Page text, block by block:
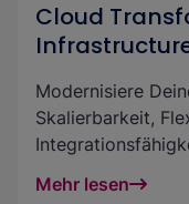
Cloud
Modernisiere
Skalierbarkeit,
Mehr lesen